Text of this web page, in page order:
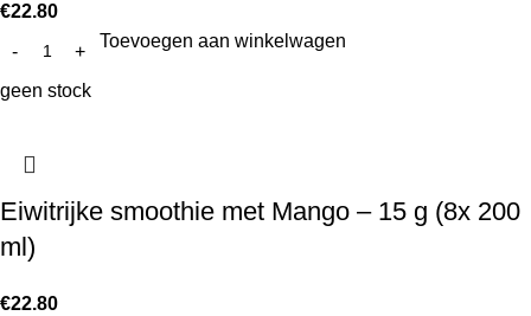
€22.80
Toevoegen aan winkelwagen
geen stock
Eiwitrijke smoothie met Mango – 15 g (8x 200
ml)
€22.80